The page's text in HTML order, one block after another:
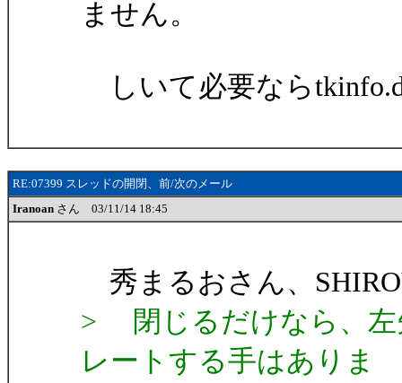
ません。
しいて必要なら
RE:07399 スレッドの開閉、前/次のメール
Iranoan さん 03/11/14 18:45
秀まるおさん、
> 閉じるだけなら、左
レートする手はありま